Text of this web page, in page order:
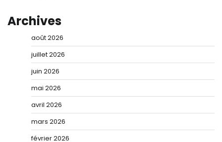
Archives
août 2026
juillet 2026
juin 2026
mai 2026
avril 2026
mars 2026
février 2026